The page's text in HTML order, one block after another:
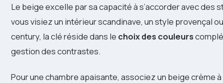
Le beige excelle par sa capacité à s’accorder avec des
vous visiez un intérieur scandinave, un style provençal
century, la clé réside dans le choix des couleurs
gestion des contrastes.
Pour une chambre apaisante, associez un beige crème